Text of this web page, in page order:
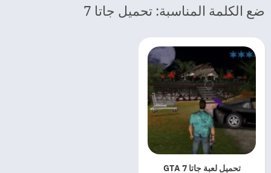
ضع الكلمة المناسبة: تحميل جاتا 7
تحميل لعبة جاتا 7 GTA